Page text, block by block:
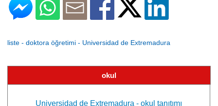
liste - doktora öğretimi - Universidad de Extremadura
okul
Universidad de Extremadura - okul tanıtımı